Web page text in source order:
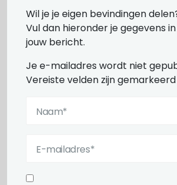
Wil je je eigen bevindingen
Vul dan hieronder je gegevens
jouw bericht.
Je e-mailadres wordt niet
Vereiste velden zijn